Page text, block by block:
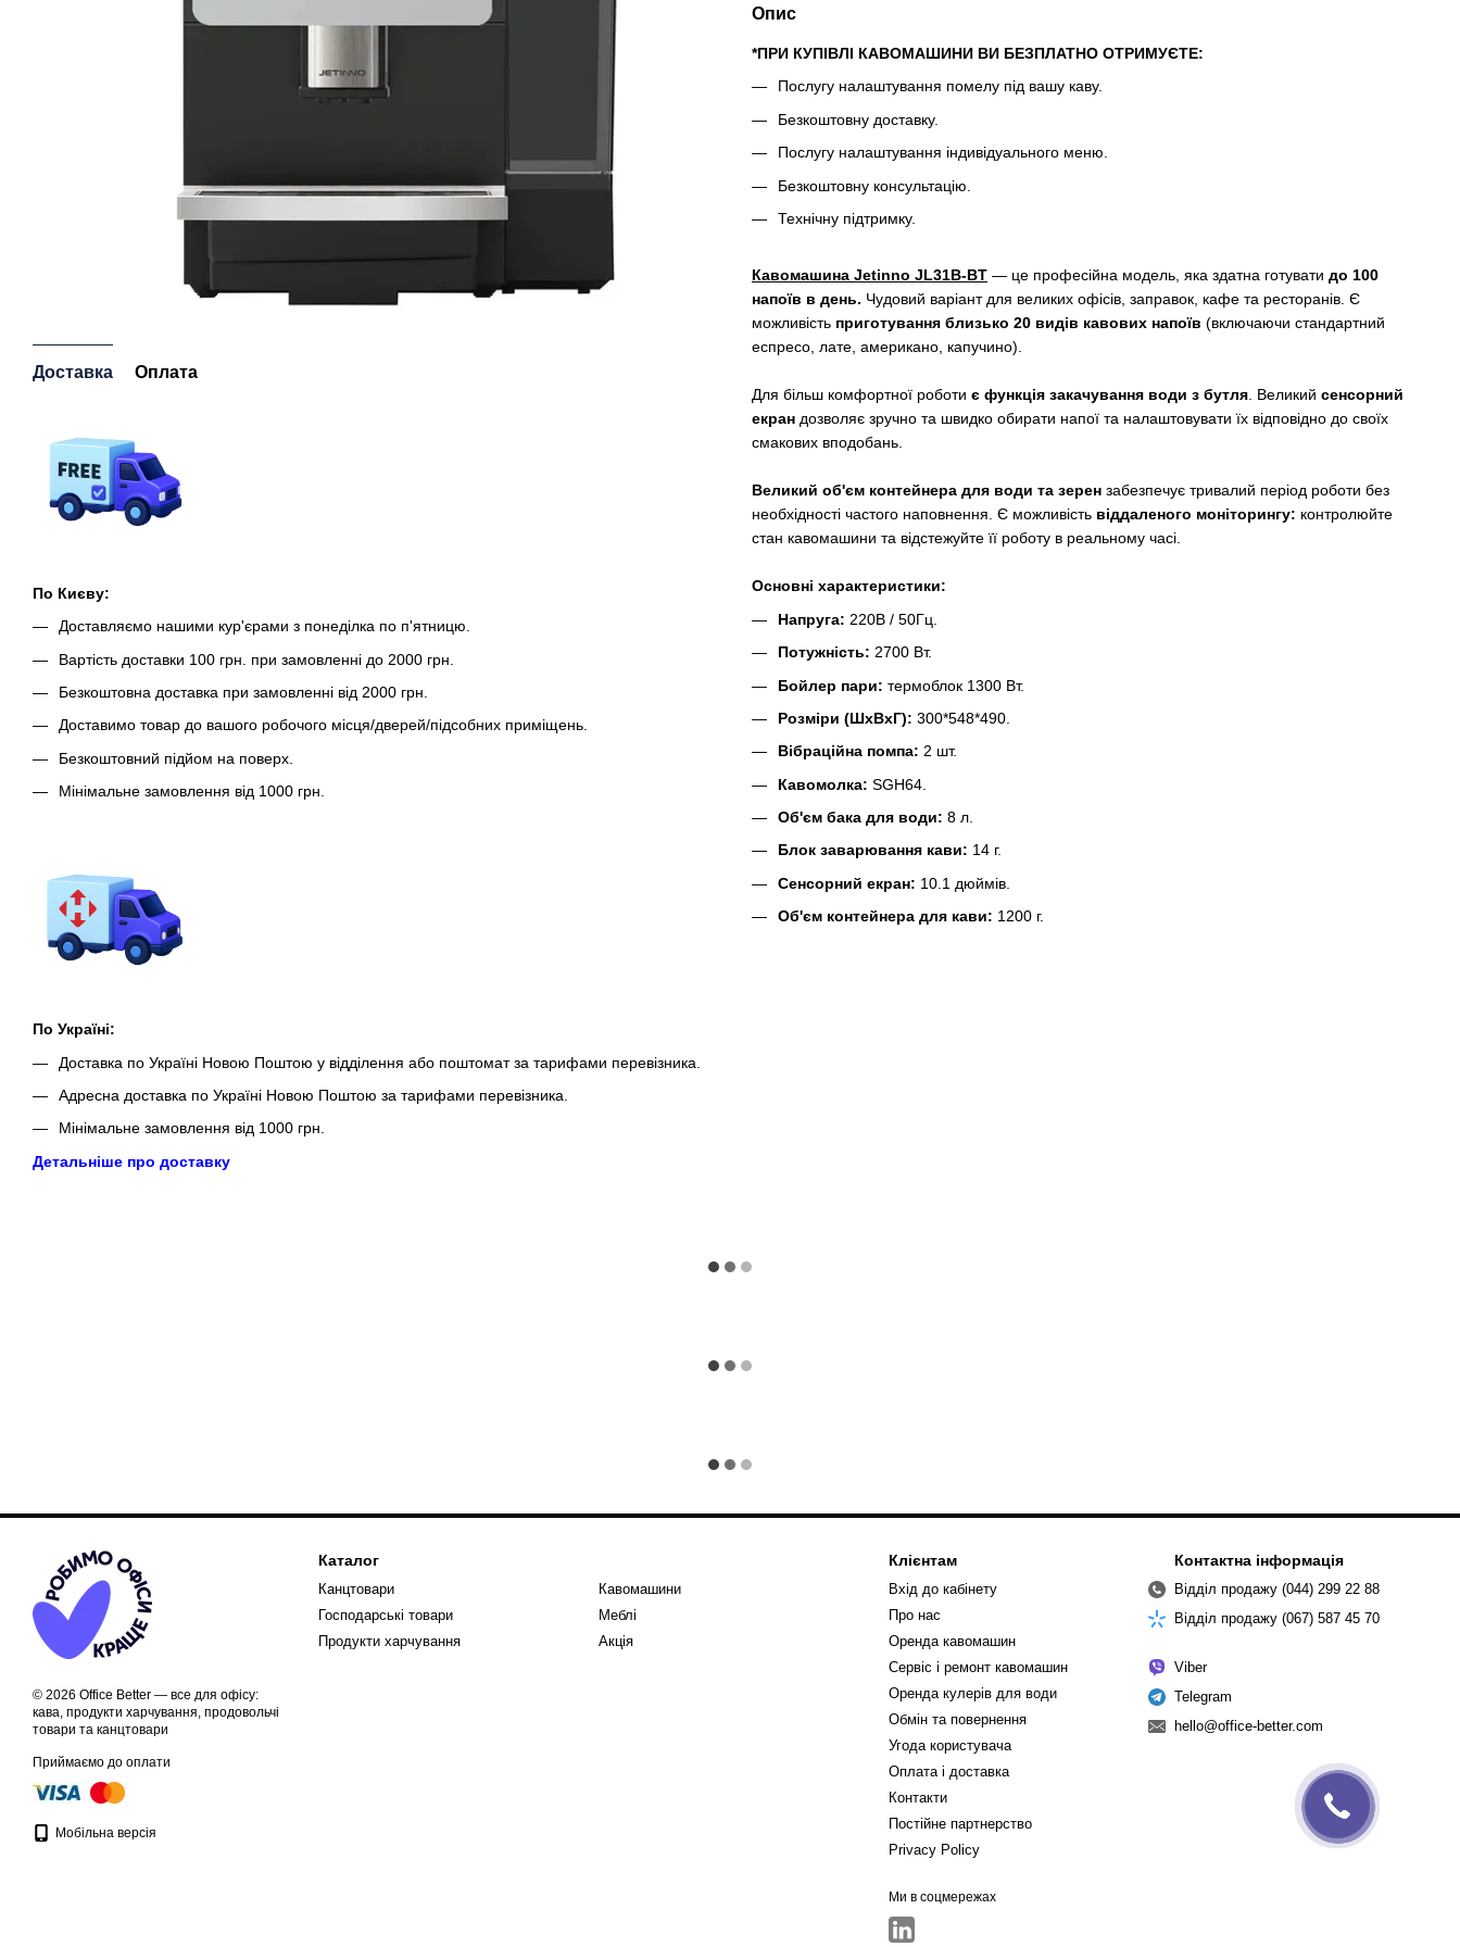
Доставка Оплата
По Києву:
Доставляємо нашими кур'єрами з понеділка по п'ятницю.
Вартість доставки 100 грн. при замовленні до 2000 грн.
Безкоштовна доставка при замовленні від 2000 грн.
Доставимо товар до вашого робочого місця/дверей/підсобних приміщень.
Безкоштовний підйом на поверх.
Мінімальне замовлення від 1000 грн.
По Україні:
Доставка по Україні Новою Поштою у відділення або поштомат за тарифами перевізника.
Адресна доставка по Україні Новою Поштою за тарифами перевізника.
Мінімальне замовлення від 1000 грн.
Детальніше про доставку
Опис
*ПРИ КУПІВЛІ КАВОМАШИНИ ВИ БЕЗПЛАТНО ОТРИМУЄТЕ:
Послугу налаштування помелу під вашу каву.
Безкоштовну доставку.
Послугу налаштування індивідуального меню.
Безкоштовну консультацію.
Технічну підтримку.
Кавомашина Jetinno JL31B-BT — це професійна модель, яка здатна готувати до 100
напоїв в день. Чудовий варіант для великих офісів, заправок, кафе та ресторанів. Є
можливість приготування близько 20 видів кавових напоїв (включаючи стандартний
еспресо, лате, американо, капучино).
Для більш комфортної роботи є функція закачування води з бутля. Великий сенсорний
екран дозволяє зручно та швидко обирати напої та налаштовувати їх відповідно до своїх
смакових вподобань.
Великий об'єм контейнера для води та зерен забезпечує тривалий період роботи без
необхідності частого наповнення. Є можливість віддаленого моніторингу: контролюйте
стан кавомашини та відстежуйте її роботу в реальному часі.
Основні характеристики:
Напруга: 220В / 50Гц.
Потужність: 2700 Вт.
Бойлер пари: термоблок 1300 Вт.
Розміри (ШxВxГ): 300*548*490.
Вібраційна помпа: 2 шт.
Кавомолка: SGH64.
Об'єм бака для води: 8 л.
Блок заварювання кави: 14 г.
Сенсорний екран: 10.1 дюймів.
Об'єм контейнера для кави: 1200 г.
© 2026 Office Better — все для офісу:
кава, продукти харчування, продовольчі
товари та канцтовари
Приймаємо до оплати
Мобільна версія
Каталог
Канцтовари
Господарські товари
Продукти харчування
Кавомашини
Меблі
Акція
Клієнтам
Вхід до кабінету
Про нас
Оренда кавомашин
Сервіс і ремонт кавомашин
Оренда кулерів для води
Обмін та повернення
Угода користувача
Оплата і доставка
Контакти
Постійне партнерство
Privacy Policy
Ми в соцмережах
Контактна інформація
Відділ продажу (044) 299 22 88
Відділ продажу (067) 587 45 70
Viber
Telegram
hello@office-better.com